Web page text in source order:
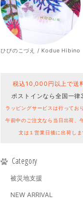
ひびのこづえ / Kodue Hibino
税込10,000円以上で送
ポストインなら全国一
ラッピングサービスは行ってお
午前中のご注文なら当日出荷、
文は１営業日後に出荷しま
Category
被災地支援
NEW ARRIVAL